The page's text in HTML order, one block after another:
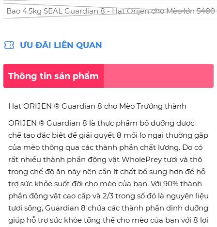
Bao 4.5kg SEAL Guardian 8 - Hạt Orijen cho Mèo lớn
ƯU ĐÃI LIÊN QUAN
Thông tin sản phẩm
Hạt ORIJEN ® Guardian 8 cho Mèo Trưởng thành
ORIJEN ® Guardian 8 là thực phẩm bổ dưỡng được
chế tạo đặc biệt để giải quyết 8 mối lo ngại thường gặp
của mèo thông qua các thành phần chất lượng. Do có
rất nhiều thành phần động vật WholePrey tươi và thô
trong chế độ ăn này nên cần ít chất bổ sung hơn để hỗ
trợ sức khỏe suốt đời cho mèo của bạn. Với 90% thành
phần động vật cao cấp và 2/3 trong số đó là nguyên liệu
tươi sống, Guardian 8 chứa các thành phần dinh dưỡng
giúp hỗ trợ sức khỏe tổng thể cho mèo của bạn với 8 lợi